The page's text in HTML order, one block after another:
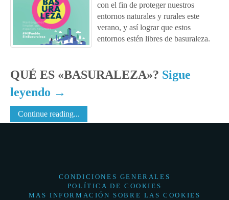
con el fin de proteger nuestros
entornos naturales y rurales este
verano, y así lograr que estos
entornos estén libres de basuraleza.
QUÉ ES «BASURALEZA»? Sigue
leyendo →
Continue reading...
CONDICIONES GENERALES
POLÍTICA DE COOKIES
MAS INFORMACIÓN SOBRE LAS COOKIES